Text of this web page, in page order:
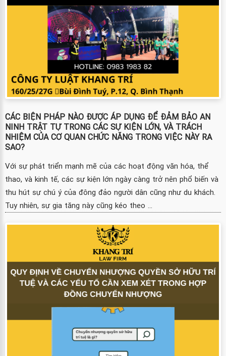
CÁC BIỆN PHÁP NÀO ĐƯỢC ÁP DỤNG ĐỂ ĐẢM BẢO AN
NINH TRẬT TỰ TRONG CÁC SỰ KIỆN LỚN, VÀ TRÁCH
NHIỆM CỦA CƠ QUAN CHỨC NĂNG TRONG VIỆC NÀY RA
SAO?
Với sự phát triển mạnh mẽ của các hoạt động văn hóa, thể
thao, và kinh tế, các sự kiện lớn ngày càng trở nên phổ biến và
thu hút sự chú ý của đông đảo người dân cũng như du khách.
Tuy nhiên, sự gia tăng này cũng kéo theo ...